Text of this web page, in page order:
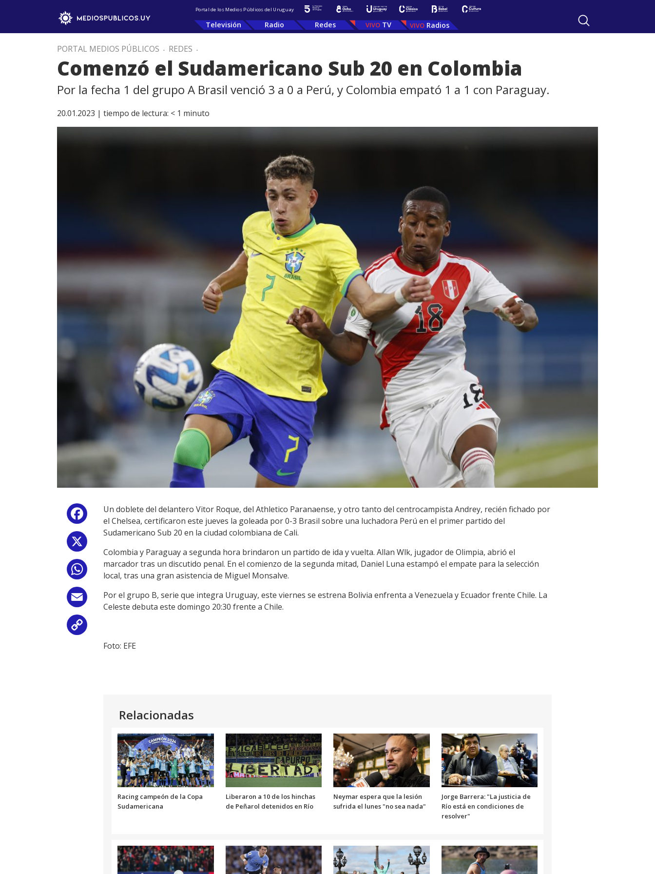
Portal de los Medios Públicos del Uruguay
Televisión Radio Redes TV Radios
PORTAL MEDIOS PÚBLICOS . REDES .
Comenzó el Sudamericano Sub 20 en Colombia
Por la fecha 1 del grupo A Brasil venció 3 a 0 a Perú, y Colombia empató 1 a 1 con Paraguay.
20.01.2023 | tiempo de lectura: < 1 minuto
Facebook
WhatsApp
Email
Link
Un doblete del delantero Vitor Roque, del Athletico Paranaense, y otro tanto del centrocampista Andrey, recién fichado por
el Chelsea, certificaron este jueves la goleada por 0-3 Brasil sobre una luchadora Perú en el primer partido del
Sudamericano Sub 20 en la ciudad colombiana de Cali.
Colombia y Paraguay a segunda hora brindaron un partido de ida y vuelta. Allan Wlk, jugador de Olimpia, abrió el
marcador tras un discutido penal. En el comienzo de la segunda mitad, Daniel Luna estampó el empate para la selección
local, tras una gran asistencia de Miguel Monsalve.
Por el grupo B, serie que integra Uruguay, este viernes se estrena Bolivia enfrenta a Venezuela y Ecuador frente Chile. La
Celeste debuta este domingo 20:30 frente a Chile.
Foto: EFE
Relacionadas
Racing campeón de la Copa
Sudamericana
Liberaron a 10 de los hinchas
de Peñarol detenidos en Río
Neymar espera que la lesión
sufrida el lunes "no sea nada"
Jorge Barrera: "La justicia de
Río está en condiciones de
resolver"